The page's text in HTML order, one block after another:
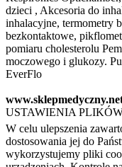
dzieci , Akcesoria do
inhalacyjne, termometry
bezkontaktowe,
pomiaru cholesterolu
moczowego i glukozy.
EverFlo
USTAWIENIA
W celu ulepszenia
dostosowania jej do
wykorzystujemy pliki